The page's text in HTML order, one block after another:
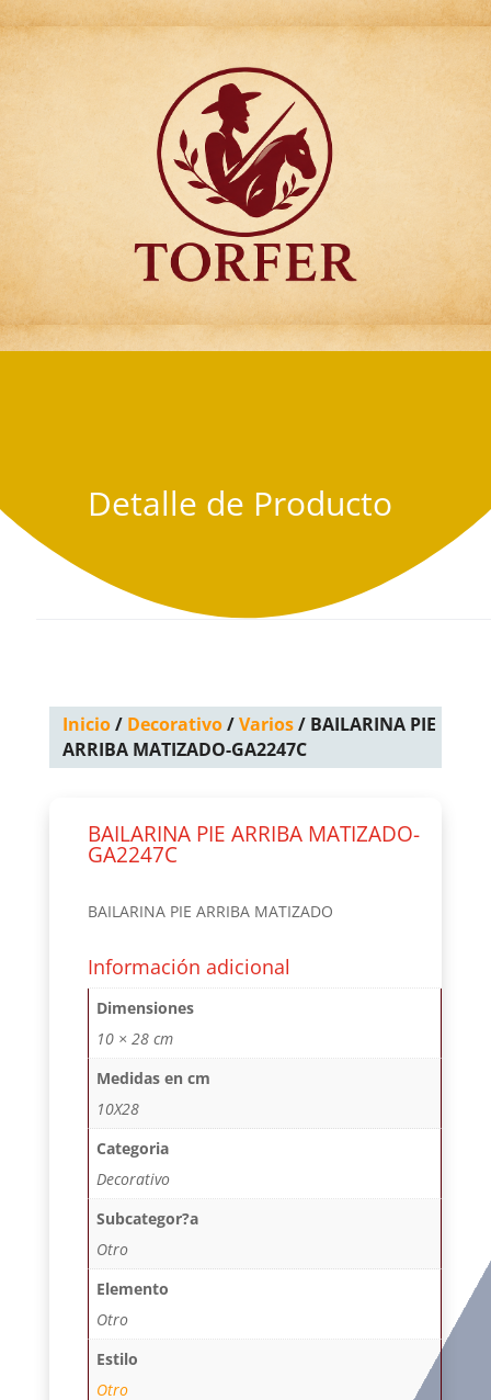
Articulos para
Regalo Torfer.
Detalle de Producto
Inicio/ Decorativo/Varios/ BAILARINA PIE
ARRIBA MATIZADO-GA2247C
BAILARINA PIE ARRIBA MATIZADO-
GA2247C
BAILARINA PIE ARRIBA MATIZADO
Información adicional
Dimensiones
10 × 28 cm
Medidas en cm
10X28
Categoria
Decorativo
Subcategor?a
Otro
Elemento
Otro
Estilo
Otro